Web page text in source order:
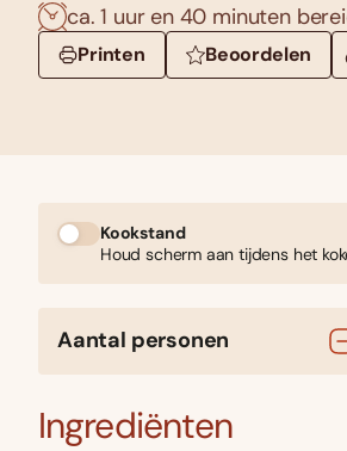
ca. 1 uur en 40 minuten
Printen Beoordelen
Kookstand
Houd scherm aan tijdens het
Aantal personen
Ingrediënten